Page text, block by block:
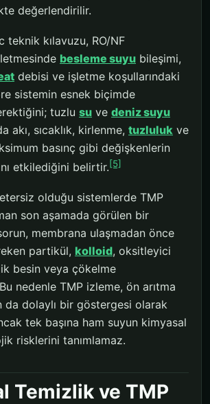
değerlendirilir.
teknik kılavuzu, RO/NF
besleme suyu bileşimi,
debisi ve işletme koşullarındaki
sistemin esnek biçimde
tuzlu su ve deniz suyu
akı, sıcaklık, kirlenme, tuzluluk ve
basınç gibi değişkenlerin
etkilediğini belirtir.[5]
olduğu sistemlerde TMP
son aşamada görülen bir
membrana ulaşmadan önce
partikül, kolloid, oksitleyici
besin veya çökelme
nedenle TMP izleme, ön arıtma
da dolaylı bir göstergesi olarak
tek başına ham suyun kimyasal
risklerini tanımlamaz.
Temizlik ve TMP